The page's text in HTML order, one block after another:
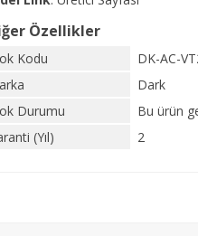
Özellikler
Kodu
DK-AC-
Dark
Durumu
Bu ürün
(Yıl)
2